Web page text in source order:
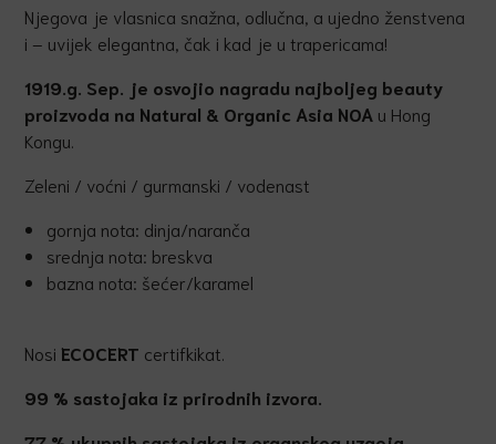
Njegova je vlasnica snažna, odlučna, a ujedno ženstvena
i – uvijek elegantna, čak i kad je u trapericama!
1919.g. Sep. je osvojio nagradu najboljeg beauty
proizvoda na Natural & Organic Asia NOA u Hong
Kongu.
Zeleni / voćni / gurmanski / vodenast
gornja nota: dinja/naranča
srednja nota: breskva
bazna nota: šećer/karamel
Nosi ECOCERT certifkikat.
99 % sastojaka iz prirodnih izvora.